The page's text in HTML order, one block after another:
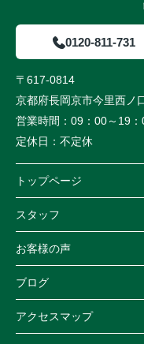
0120-811-731
〒617-0814
京都府長岡京市今里西ノ
営業時間： 09：00～19：
定休日： 不定休
トップページ
スタッフ
お客様の声
ブログ
アクセスマップ